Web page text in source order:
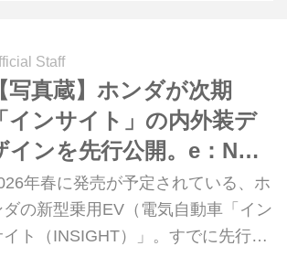
Staff
【写真蔵】ホンダが次期
「インサイト」の内外装デ
インを先行公開。e：NS2
ースの新型乗用BEVは
年春に発売予定
年春に発売が予定されている、ホ
ダの新型乗用EV（電気自動車「イン
イト（INSIGHT）」。すでに先行予